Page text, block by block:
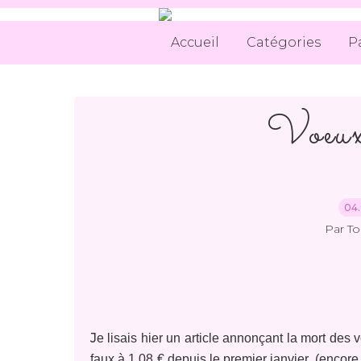
Accueil Catégories
Par
Je lisais hier un article annonçant la mort